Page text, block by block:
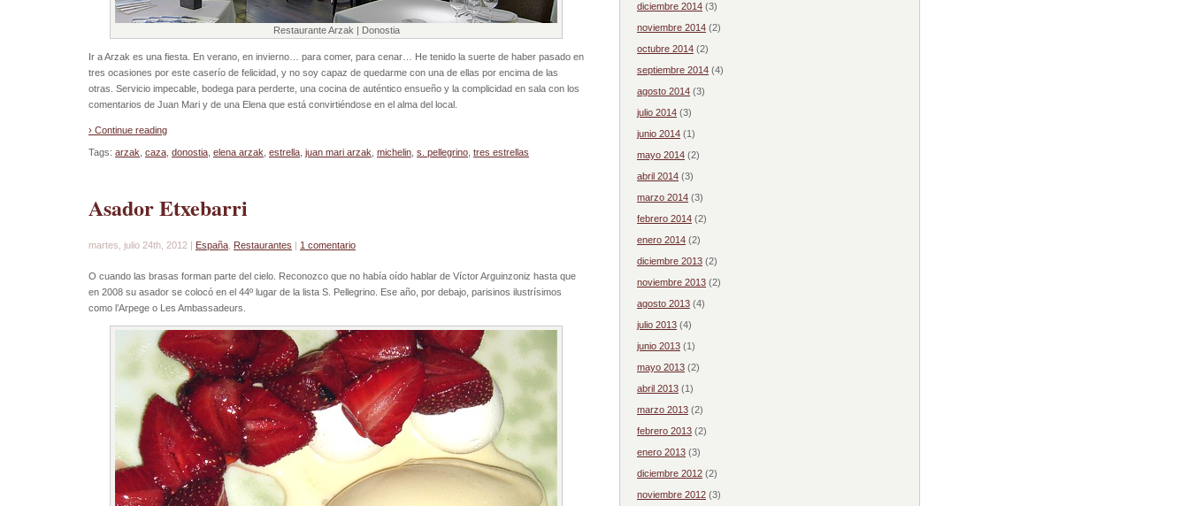
Restaurante Arzak | Donostia
Ir a Arzak es una fiesta. En verano, en invierno… para comer, para cenar… He tenido la suerte de haber pasado en
tres ocasiones por este caserío de felicidad, y no soy capaz de quedarme con una de ellas por encima de las
otras. Servicio impecable, bodega para perderte, una cocina de auténtico ensueño y la complicidad en sala con los
comentarios de Juan Mari y de una Elena que está convirtiéndose en el alma del local.
› Continue reading
Tags: arzak caza donostia elena arzak estrella juan mari arzak michelin s. pellegrino tres estrellas
Asador Etxebarri
martes, julio 24th, 2012 | España Restaurantes | 1 comentario
O cuando las brasas forman parte del cielo. Reconozco que no había oído hablar de Víctor Arguinzoniz hasta que
en 2008 su asador se colocó en el 44º lugar de la lista S. Pellegrino. Ese año, por debajo, parisinos ilustrísimos
como l’Arpege o Les Ambassadeurs.
diciembre 2014 (3)
noviembre 2014 (2)
octubre 2014 (2)
septiembre 2014 (4)
agosto 2014 (3)
julio 2014 (3)
junio 2014 (1)
mayo 2014 (2)
abril 2014 (3)
marzo 2014 (3)
febrero 2014 (2)
enero 2014 (2)
diciembre 2013 (2)
noviembre 2013 (2)
agosto 2013 (4)
julio 2013 (4)
junio 2013 (1)
mayo 2013 (2)
abril 2013 (1)
marzo 2013 (2)
febrero 2013 (2)
enero 2013 (3)
diciembre 2012 (2)
noviembre 2012 (3)